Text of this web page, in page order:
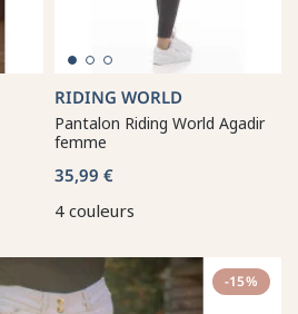
RIDING WORLD
Pantalon Riding World Agadir
femme
35,99 €
4 couleurs
-15%